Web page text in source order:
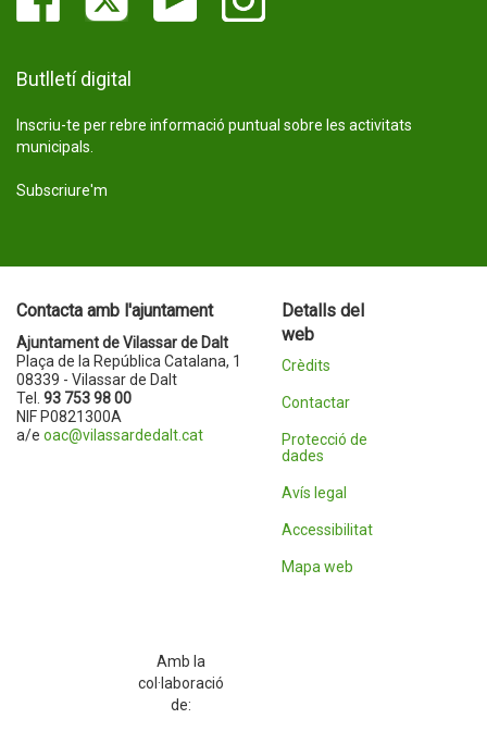
Butlletí digital
Inscriu-te per rebre informació puntual sobre les activitats
municipals.
Subscriure'm
Contacta amb l'ajuntament
Ajuntament de Vilassar de Dalt
Plaça de la República Catalana, 1
08339 - Vilassar de Dalt
Tel. 93 753 98 00
NIF P0821300A
a/e oac@vilassardedalt.cat
Detalls del
web
Crèdits
Contactar
Protecció de
dades
Avís legal
Accessibilitat
Mapa web
Amb la
col·laboració
de: